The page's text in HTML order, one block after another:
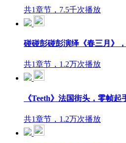
共1章节，7.5千次播放
碰碰彭碰彭演绎《春三月》
共1章节，1.2万次播放
《Teeth》法国街头，零帧
共1章节，1.2万次播放